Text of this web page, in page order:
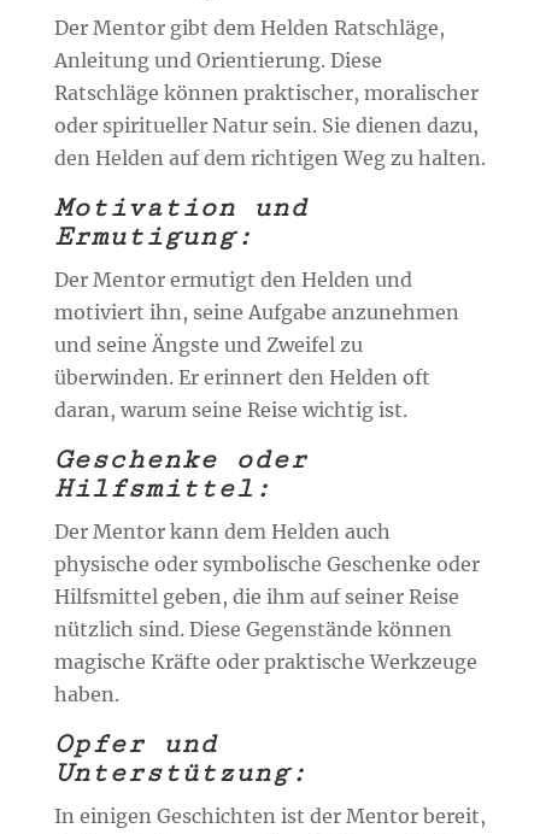
Der Mentor gibt dem Helden Ratschläge,
Anleitung und Orientierung. Diese
Ratschläge können praktischer, moralischer
oder spiritueller Natur sein. Sie dienen dazu,
den Helden auf dem richtigen Weg zu halten.
Motivation und
Ermutigung:
Der Mentor ermutigt den Helden und
motiviert ihn, seine Aufgabe anzunehmen
und seine Ängste und Zweifel zu
überwinden. Er erinnert den Helden oft
daran, warum seine Reise wichtig ist.
Geschenke oder
Hilfsmittel:
Der Mentor kann dem Helden auch
physische oder symbolische Geschenke oder
Hilfsmittel geben, die ihm auf seiner Reise
nützlich sind. Diese Gegenstände können
magische Kräfte oder praktische Werkzeuge
haben.
Opfer und
Unterstützung:
In einigen Geschichten ist der Mentor bereit,